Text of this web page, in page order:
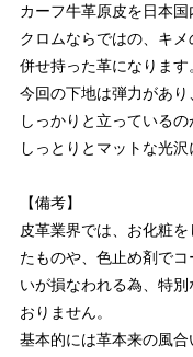
カーフ牛革原皮を日本国
クロムならではの、キ
併せ持った革になります
今回の下地は弾力があ
しっかりと立っている
しっとりとマットな光沢
【備考】
皮革業界では、お化粧
たものや、色止め剤で
いが損なわれる為、特
おりません。
基本的には革本来の風